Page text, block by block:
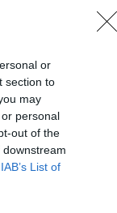
or
section to
may
personal
out of the
IAB’s List of